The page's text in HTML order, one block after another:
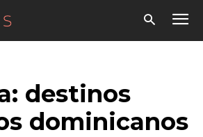
destinos
dominicanos